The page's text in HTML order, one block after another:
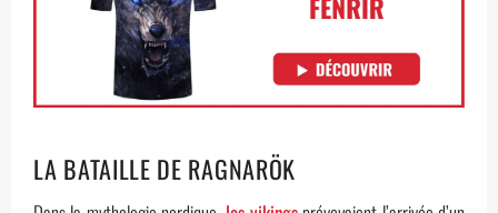
LA BATAILLE DE RAGNARÖK